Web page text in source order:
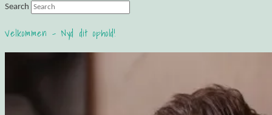
Search
Velkommen – Nyd dit ophold!